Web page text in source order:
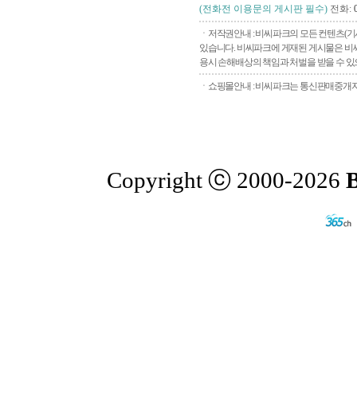
(전화전 이용문의 게시판 필수) 전화:
ㆍ저작권안내 : 비씨파크의 모든 컨텐츠(
있습니다. 비씨파크에 게재된 게시물은
용시 손해배상의 책임과 처벌을 받을 수
ㆍ쇼핑몰안내 : 비씨파크는 통신판매중개
Copyright ⓒ 2000-2026